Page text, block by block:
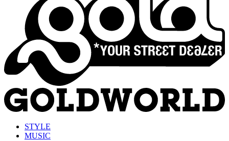
STYLE
MUSIC